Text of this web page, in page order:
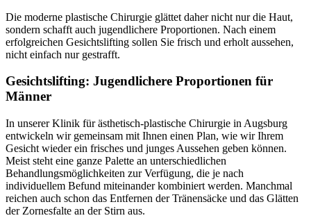
Die moderne plastische Chirurgie glättet daher nicht nur die Haut,
sondern schafft auch jugendlichere Proportionen. Nach einem
erfolgreichen Gesichtslifting sollen Sie frisch und erholt aussehen,
nicht einfach nur gestrafft.
Gesichtslifting: Jugendlichere Proportionen für
Männer
In unserer Klinik für ästhetisch-plastische Chirurgie in Augsburg
entwickeln wir gemeinsam mit Ihnen einen Plan, wie wir Ihrem
Gesicht wieder ein frisches und junges Aussehen geben können.
Meist steht eine ganze Palette an unterschiedlichen
Behandlungsmöglichkeiten zur Verfügung, die je nach
individuellem Befund miteinander kombiniert werden. Manchmal
reichen auch schon das Entfernen der Tränensäcke und das Glätten
der Zornesfalte an der Stirn aus.